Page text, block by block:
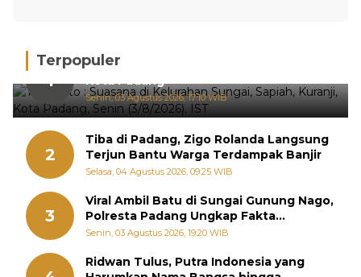
Terpopuler
1
Hujan Deras, 15 Titik Banjir Terdeteksi di
Kota Padang
Senin, 03 Agustus 2026, 17:10 WIB
2
Tiba di Padang, Zigo Rolanda Langsung
Terjun Bantu Warga Terdampak Banjir
Selasa, 04 Agustus 2026, 09:25 WIB
3
Viral Ambil Batu di Sungai Gunung Nago,
Polresta Padang Ungkap Fakta
Sebenarnya
Senin, 03 Agustus 2026, 19:20 WIB
Ridwan Tulus, Putra Indonesia yang